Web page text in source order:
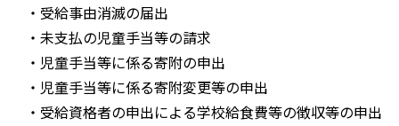
・受給事由消滅の届出
・未支払の児童手当等の請求
・児童手当等に係る寄附の申出
・児童手当等に係る寄附変更等の申出
・受給資格者の申出による学校給食費等の徴収等の申出